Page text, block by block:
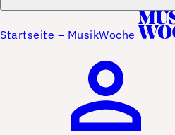
Startseite – MusikWoche